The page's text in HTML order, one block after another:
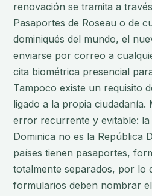
renovación se tramita a
Pasaportes de Roseau o de
dominiqués del mundo, el
enviarse por correo a
cita biométrica presencial
Tampoco existe un requisito
ligado a la propia
error recurrente y evitable: la
Dominica no es la República
países tienen pasaportes,
totalmente separados, por lo
formularios deben nombrar